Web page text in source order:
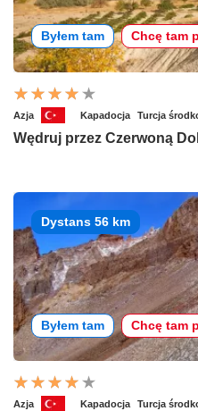
Byłem tam Chcę tam
Azja Kapadocja Turcja
Wędruj przez Czerwoną
Dystans 56 km
Byłem tam Chcę tam
Azja Kapadocja Turcja